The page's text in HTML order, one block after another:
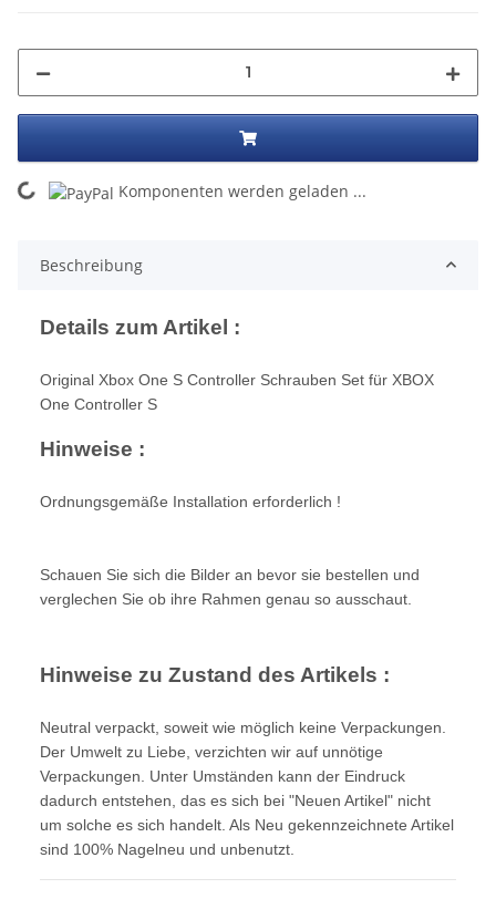
Komponenten werden geladen ...
Beschreibung
Details zum Artikel :
Original Xbox One S Controller Schrauben Set für XBOX
One Controller S
Hinweise :
Ordnungsgemäße Installation erforderlich !
Schauen Sie sich die Bilder an bevor sie bestellen und
verglechen Sie ob ihre Rahmen genau so ausschaut.
Hinweise zu Zustand des Artikels :
Neutral verpackt, soweit wie möglich keine Verpackungen.
Der Umwelt zu Liebe, verzichten wir auf unnötige
Verpackungen. Unter Umständen kann der Eindruck
dadurch entstehen, das es sich bei "Neuen Artikel" nicht
um solche es sich handelt. Als Neu gekennzeichnete Artikel
sind 100% Nagelneu und unbenutzt.